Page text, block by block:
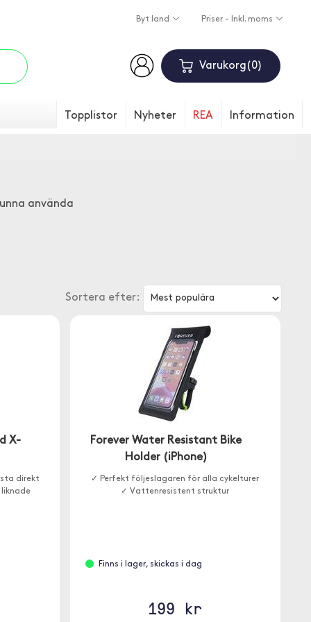
Byt land Priser - Inkl. moms
Varukorg 0
Topplistor Nyheter REA Information
använda
Sortera efter:
X-
direkt
Forever Water Resistant Bike
Holder (iPhone)
✓ Perfekt följeslagaren för alla cykelturer
✓ Vattenresistent struktur
Finns i lager, skickas i dag
199 kr